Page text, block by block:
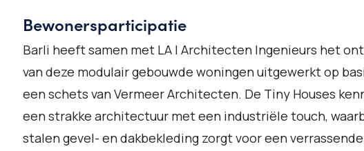
Bewonersparticipatie
Barli heeft samen met LA | Architecten Ingenieurs het
van deze modulair gebouwde woningen uitgewerkt op
een schets van Vermeer Architecten. De Tiny Houses
een strakke architectuur met een industriële touch,
stalen gevel- en dakbekleding zorgt voor een verrassende